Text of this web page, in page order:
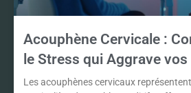
Acouphène Cervicale :
le Stress qui Aggrave
Les acouphènes cervicaux